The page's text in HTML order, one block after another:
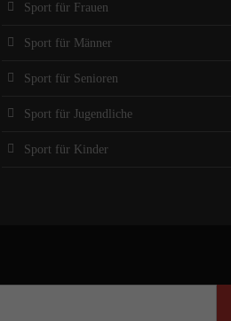
Sport für Frauen
Sport für Männer
Sport für Senioren
Sport für Jugendliche
Sport für Kinder